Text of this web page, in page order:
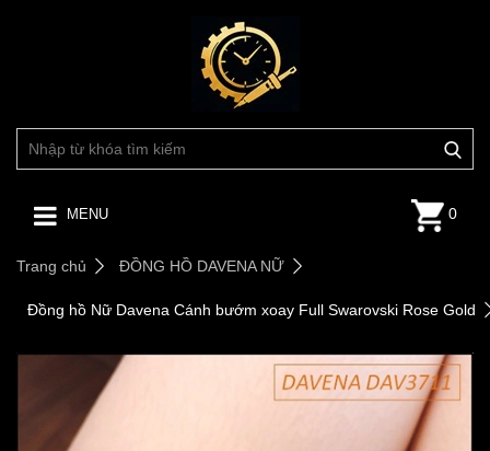
MENU 0
Trang chủ ĐỒNG HỒ DAVENA NỮ
Đồng hồ Nữ Davena Cánh bướm xoay Full Swarovski Rose Gold